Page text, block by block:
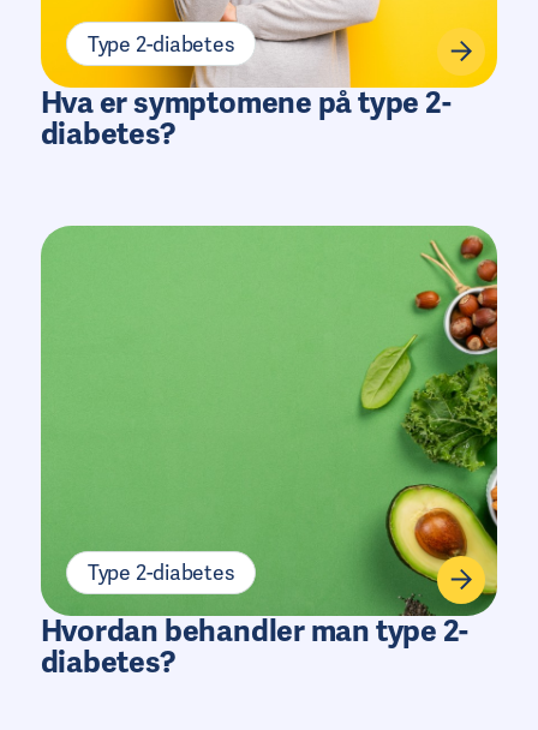
Type 2-diabetes
Hva er symptomene på type 2-
diabetes?
Type 2-diabetes
Hvordan behandler man type 2-
diabetes?